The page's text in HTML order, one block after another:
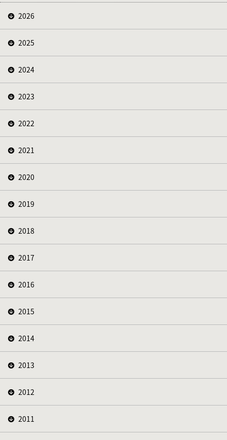
2026
2025
2024
2023
2022
2021
2020
2019
2018
2017
2016
2015
2014
2013
2012
2011